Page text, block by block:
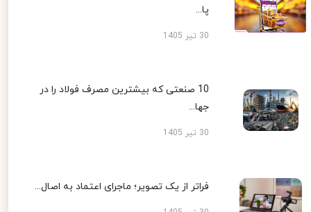
پا...
30 تیر 1405
10 صنعتی که بیشترین مصرف فولاد را در
جها...
30 تیر 1405
فراتر از یک تصویر؛ ماجرای اعتماد به اصال...